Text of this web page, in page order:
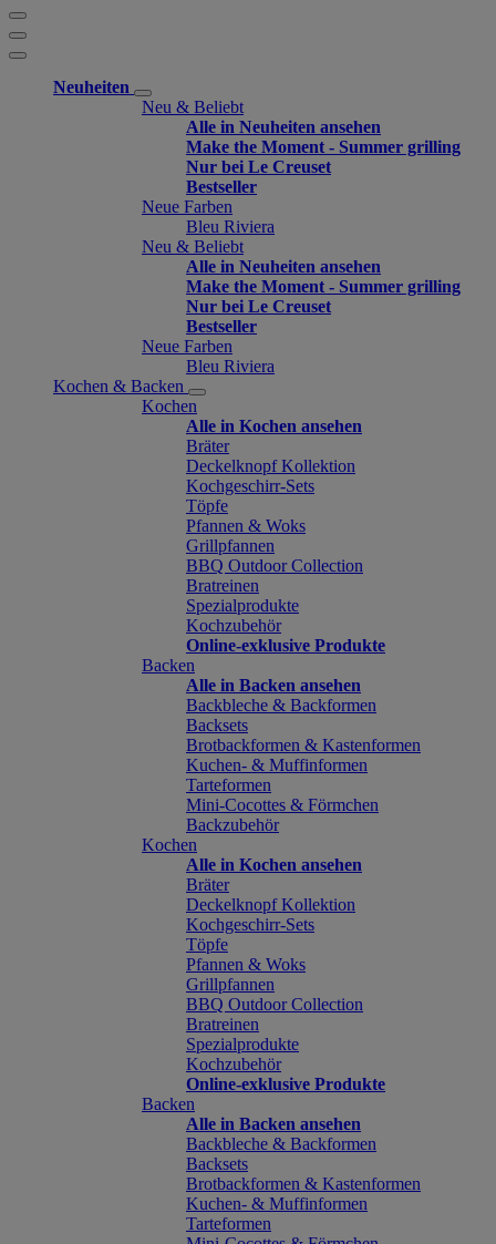
Neuheiten
Neu & Beliebt
Alle in Neuheiten ansehen
Make the Moment - Summer grilling
Nur bei Le Creuset
Bestseller
Neue Farben
Bleu Riviera
Neu & Beliebt
Alle in Neuheiten ansehen
Make the Moment - Summer grilling
Nur bei Le Creuset
Bestseller
Neue Farben
Bleu Riviera
Kochen & Backen
Kochen
Alle in Kochen ansehen
Bräter
Deckelknopf Kollektion
Kochgeschirr-Sets
Töpfe
Pfannen & Woks
Grillpfannen
BBQ Outdoor Collection
Bratreinen
Spezialprodukte
Kochzubehör
Online-exklusive Produkte
Backen
Alle in Backen ansehen
Backbleche & Backformen
Backsets
Brotbackformen & Kastenformen
Kuchen- & Muffinformen
Tarteformen
Mini-Cocottes & Förmchen
Backzubehör
Kochen
Alle in Kochen ansehen
Bräter
Deckelknopf Kollektion
Kochgeschirr-Sets
Töpfe
Pfannen & Woks
Grillpfannen
BBQ Outdoor Collection
Bratreinen
Spezialprodukte
Kochzubehör
Online-exklusive Produkte
Backen
Alle in Backen ansehen
Backbleche & Backformen
Backsets
Brotbackformen & Kastenformen
Kuchen- & Muffinformen
Tarteformen